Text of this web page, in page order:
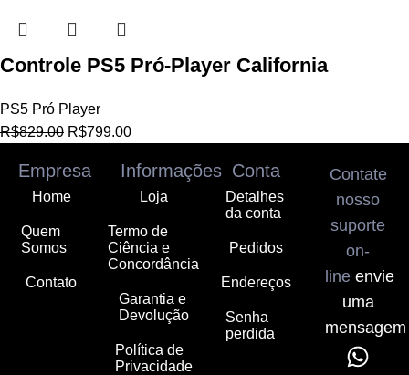
Controle PS5 Pró-Player California
PS5 Pró Player
R$829.00 R$799.00
Empresa
Home
Quem
Somos
Contato
Informações
Loja
Termo de
Ciência e
Concordância
Garantia e
Devolução
Política de
Privacidade
Conta
Detalhes
da conta
Pedidos
Endereços
Senha
perdida
Contate
nosso
suporte
on-
line envie
uma
mensagem